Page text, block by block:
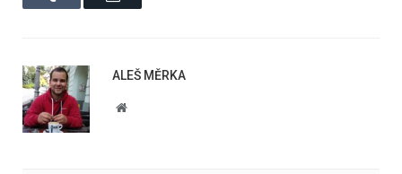
ALEŠ MĚRKA
Website